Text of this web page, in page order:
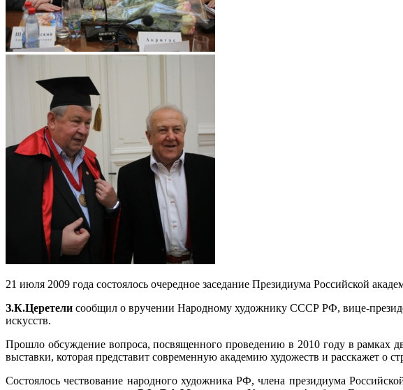
21 июля 2009 года состоялось очередное заседание Президиума Российской
З.К.Церетелисообщил о вручении Народному художнику СССР РФ, вице-
искусств.
Прошло обсуждение вопроса, посвященного проведению в 2010 году в рамках
выставки, которая представит современную академию художеств и расскажет о
Состоялось чествование народного художника РФ, члена президиума